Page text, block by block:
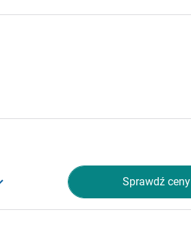
Sprawdź ceny